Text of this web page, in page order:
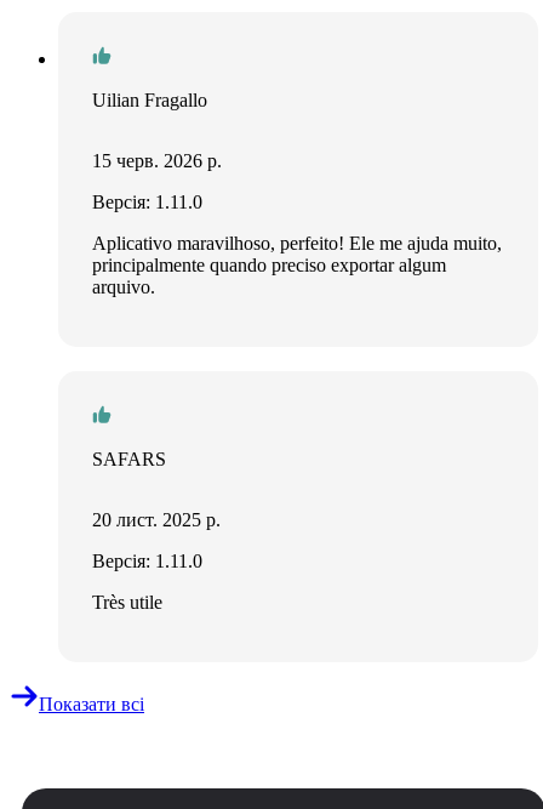
Uilian Fragallo
15 черв. 2026 р.
Версія: 1.11.0
Aplicativo maravilhoso, perfeito! Ele me ajuda muito,
principalmente quando preciso exportar algum
arquivo.
SAFARS
20 лист. 2025 р.
Версія: 1.11.0
Très utile
Показати всі